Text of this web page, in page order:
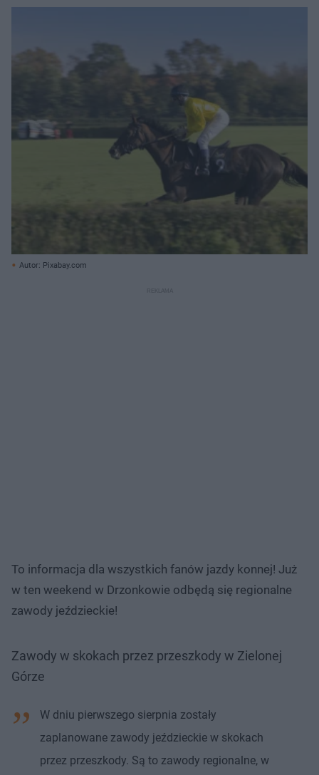
Autor: Pixabay.com
To informacja dla wszystkich fanów jazdy konnej! Już
w ten weekend w Drzonkowie odbędą się regionalne
zawody jeździeckie!
Zawody w skokach przez przeszkody w Zielonej
Górze
W dniu pierwszego sierpnia zostały
zaplanowane zawody jeździeckie w skokach
przez przeszkody. Są to zawody regionalne, w